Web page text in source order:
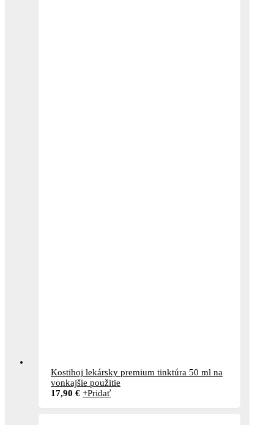
Kostihoj lekársky premium tinktúra 50 ml na
vonkajšie použitie
17,90 € +Pridať